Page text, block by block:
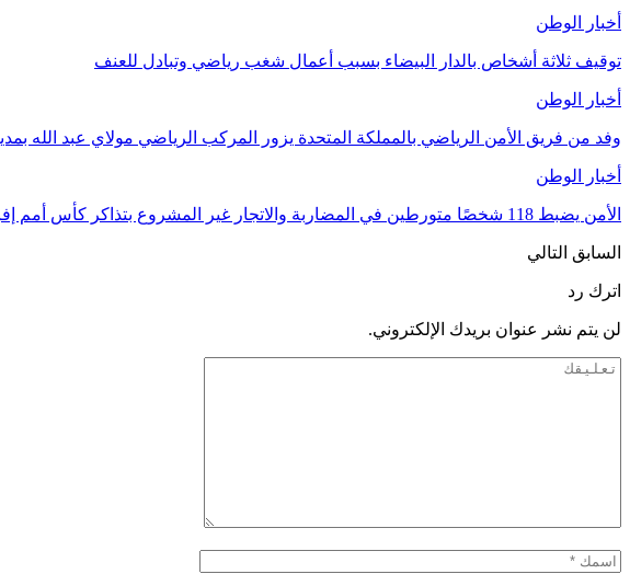
أخبار الوطن
توقيف ثلاثة أشخاص بالدار البيضاء بسبب أعمال شغب رياضي وتبادل للعنف
أخبار الوطن
وفد من فريق الأمن الرياضي بالمملكة المتحدة يزور المركب الرياضي مولاي عبد الله
أخبار الوطن
الأمن يضبط 118 شخصًا متورطين في المضاربة والاتجار غير المشروع بتذاكر كأس أمم إفريقيا…
السابق التالي
اترك رد
لن يتم نشر عنوان بريدك الإلكتروني.